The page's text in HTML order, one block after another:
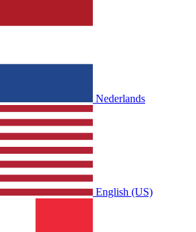
Nederlands
English (US)